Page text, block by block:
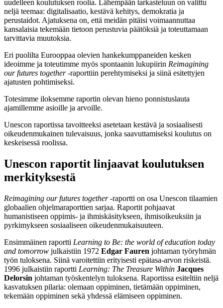
uudelleen koulutuksen roolia. Lähempään tarkasteluun on valittu
neljä teemaa: digitalisaatio, kestävä kehitys, demokratia ja
perustaidot. Ajatuksena on, että meidän pitäisi voimaannuttaa
kansalaisia tekemään tietoon perustuvia päätöksiä ja toteuttamaan
tarvittavia muutoksia.
Eri puolilta Eurooppaa olevien hankekumppaneiden kesken
ideoimme ja toteutimme myös spontaanin lukupiirin Reimagining
our futures together-raporttiin perehtymiseksi ja siinä esitettyjen
ajatusten pohtimiseksi.
Totesimme iloksemme raportin olevan hieno ponnistuslauta
ajamillemme asioille ja arvoille.
Unescon raportissa tavoitteeksi asetetaan kestävä ja sosiaalisesti
oikeudenmukainen tulevaisuus, jonka saavuttamiseksi koulutus on
keskeisessä roolissa.
Unescon raportit linjaavat koulutuksen
merkityksestä
Reimagining our futures together-raportti on osa Unescon tilaamien
globaalien ohjelmaraporttien sarjaa. Raportit pohjaavat
humanistiseen oppimis- ja ihmiskäsitykseen, ihmisoikeuksiin ja
pyrkimykseen sosiaaliseen oikeudenmukaisuuteen.
Ensimmäinen raportti Learning to Be: the world of education today
and tomorrow julkaistiin 1972 Edgar Fauren johtaman työryhmän
työn tuloksena. Siinä varoitettiin erityisesti epätasa-arvon riskeistä.
1996 julkaistiin raportti Learning: The Treasure Within Jacques
Delorsin johtaman työskentelyn tuloksena. Raportissa esiteltiin neljä
kasvatuksen pilaria: olemaan oppiminen, tietämään oppiminen,
tekemään oppiminen sekä yhdessä elämiseen oppiminen.